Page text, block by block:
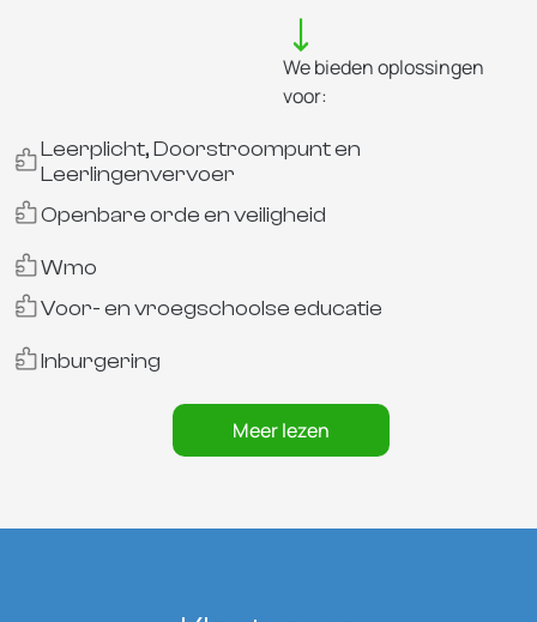
We bieden oplossingen
voor:
Leerplicht, Doorstroompunt en
Leerlingenvervoer
Openbare orde en veiligheid
Wmo
Voor- en vroegschoolse educatie
Inburgering
Meer lezen